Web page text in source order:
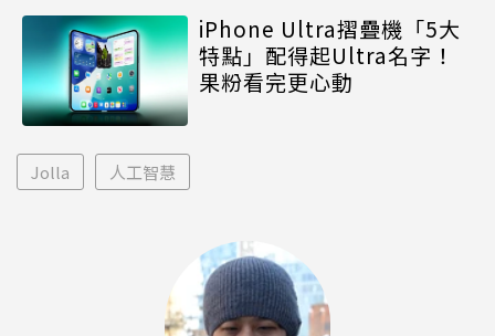
iPhone Ultra摺疊機「5大
特點」配得起Ultra名字！
果粉看完更心動
Jolla 人工智慧